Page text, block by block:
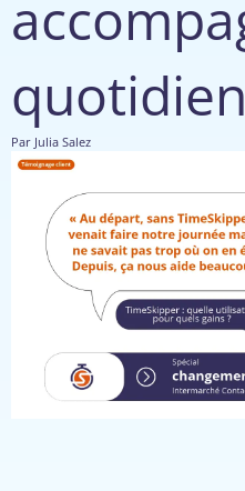
Par Julia Salez